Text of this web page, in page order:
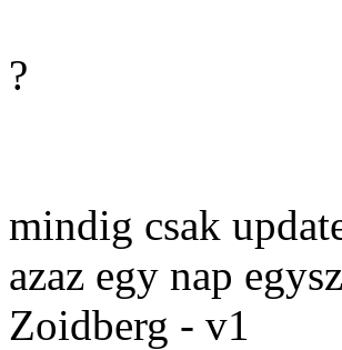
?
mindig csak
azaz egy nap
Zoidberg - v1